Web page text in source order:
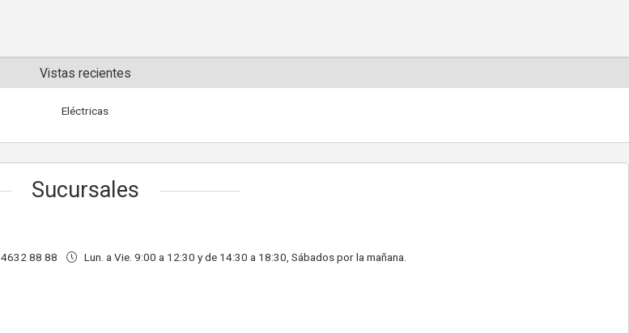
Vistas recientes
Eléctricas
Sucursales
4632 88 88 Lun. a Vie. 9:00 a 12:30 y de 14:30 a 18:30, Sábados por la mañana.